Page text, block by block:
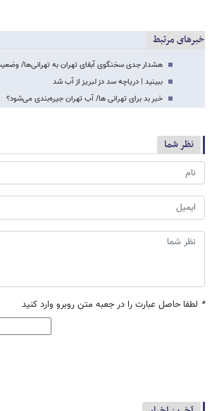
خبرهای مرتبط
هشدار جدی سخنگوی آبفای تهران به تهرانی‌ها/
ببینید | دریاچه سد دز لبریز از آب شد
خبر بد برای تهرانی ها/ آب تهران جیره‌بندی می‌شود؟
نظر شما
* لطفا حاصل عبارت را در جعبه متن روبرو وارد کنید